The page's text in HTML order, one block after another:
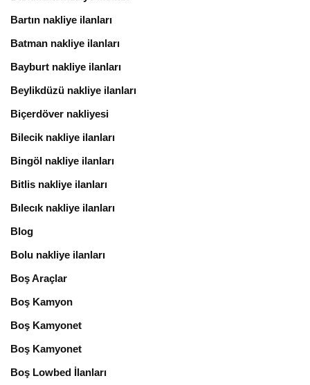
Bartın nakliye ilanları
Batman nakliye ilanları
Bayburt nakliye ilanları
Beylikdüzü nakliye ilanları
Biçerdöver nakliyesi
Bilecik nakliye ilanları
Bingöl nakliye ilanları
Bitlis nakliye ilanları
Bılecık nakliye ilanları
Blog
Bolu nakliye ilanları
Boş Araçlar
Boş Kamyon
Boş Kamyonet
Boş Kamyonet
Boş Lowbed İlanları